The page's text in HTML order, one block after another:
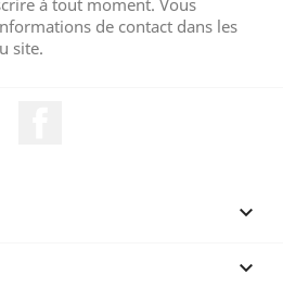
à tout moment. Vous
de contact dans les
site.

